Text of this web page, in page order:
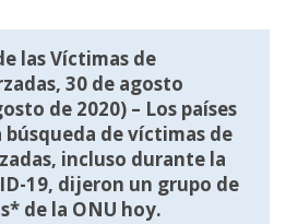
las Víctimas de
30 de agosto
de 2020) – Los países
de víctimas de
incluso durante la
19, dijeron un grupo de
de la ONU hoy.